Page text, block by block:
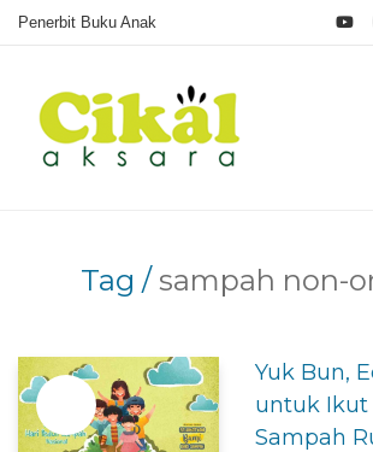
Penerbit Buku Anak
Tag / sampah non-
Yuk Bun,
untuk Ikut
Sampah